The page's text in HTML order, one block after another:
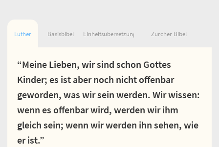
Luther Basisbibel Einheitsübersetzung Zürcher Bibel
“Meine Lieben, wir sind schon Gottes
Kinder; es ist aber noch nicht offenbar
geworden, was wir sein werden. Wir wissen:
wenn es offenbar wird, werden wir ihm
gleich sein; wenn wir werden ihn sehen, wie
er ist.”